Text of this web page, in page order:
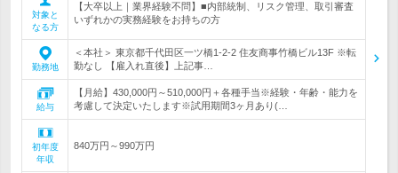
対象と
なる方
【大卒以上｜業界経験不問】■内部統制、リスク管理、取引審査
いずれかの実務経験をお持ちの方
勤務地
＜本社＞ 東京都千代田区一ツ橋1-2-2 住友商事竹橋ビル13F ※転
勤なし 【雇入れ直後】上記事…
給与
【月給】430,000円～510,000円＋各種手当※経験・年齢・能力を
考慮して決定いたします※試用期間3ヶ月あり(…
初年度
年収
840万円～990万円